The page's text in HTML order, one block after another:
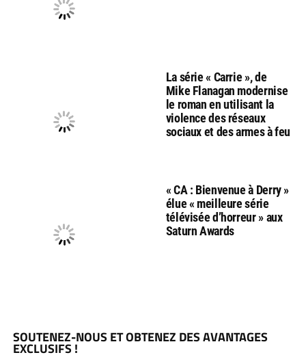
La série « Carrie », de
Mike Flanagan modernise
le roman en utilisant la
violence des réseaux
sociaux et des armes à feu
« CA : Bienvenue à Derry »
élue « meilleure série
télévisée d’horreur » aux
Saturn Awards
SOUTENEZ-NOUS ET OBTENEZ DES AVANTAGES
EXCLUSIFS !